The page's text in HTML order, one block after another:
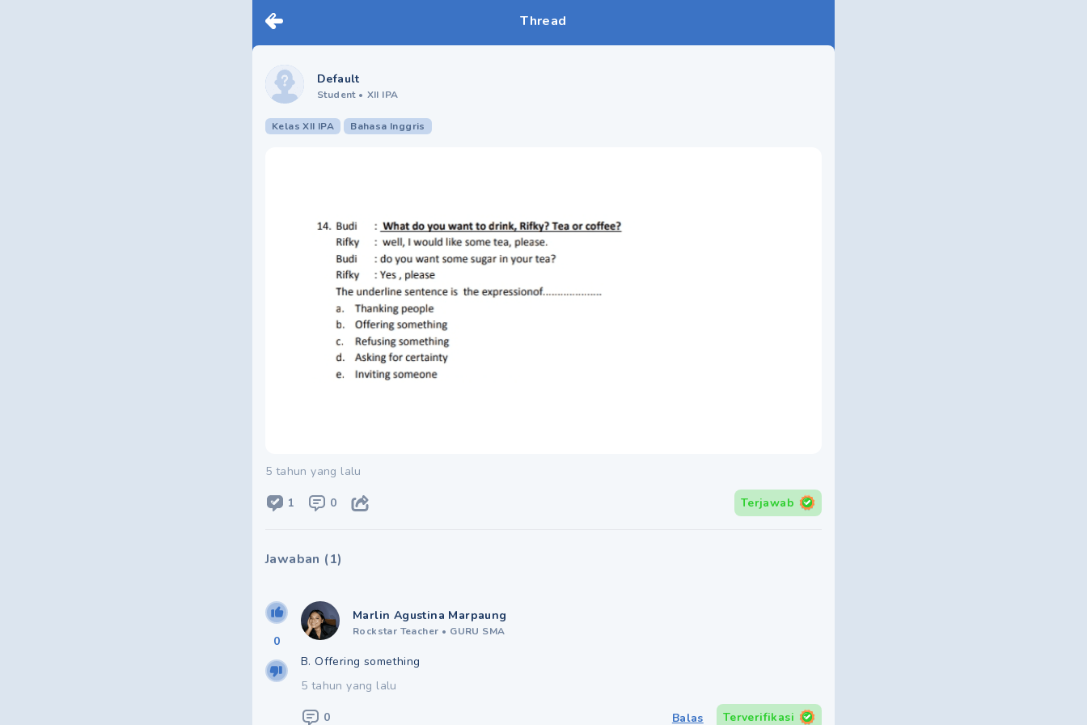
Thread
Default
Student • XII IPA
Kelas XII IPA Bahasa Inggris
5 tahun yang lalu
1 0 Terjawab
Jawaban (1)
0
Marlin Agustina Marpaung
Rockstar Teacher • GURU SMA
B. Offering something
5 tahun yang lalu
0 Balas Terverifikasi